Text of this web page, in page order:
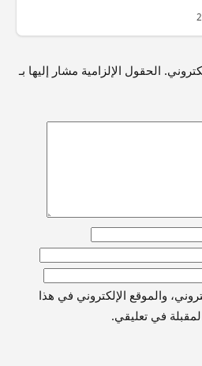
الحقول الإلزامية مشار إليها بـ
والموقع الإلكتروني في هذا
في تعليقي.